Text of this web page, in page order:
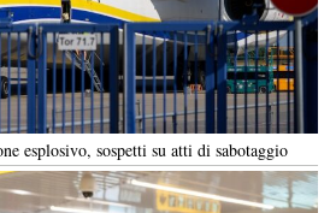
esplosivo, sospetti su atti di sabotaggio